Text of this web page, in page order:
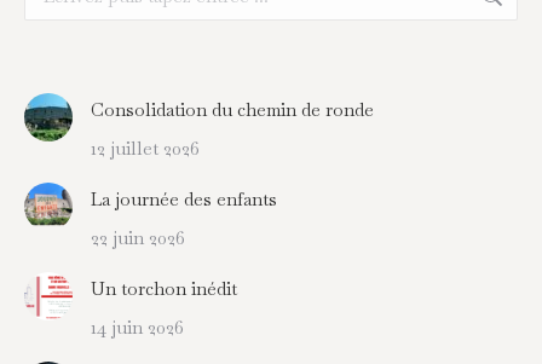
Consolidation du chemin de ronde
12 juillet 2026
La journée des enfants
22 juin 2026
Un torchon inédit
14 juin 2026